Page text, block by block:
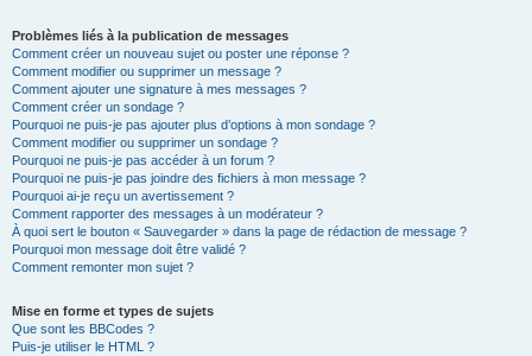
Problèmes liés à la publication de messages
Comment créer un nouveau sujet ou poster une réponse ?
Comment modifier ou supprimer un message ?
Comment ajouter une signature à mes messages ?
Comment créer un sondage ?
Pourquoi ne puis-je pas ajouter plus d’options à mon sondage ?
Comment modifier ou supprimer un sondage ?
Pourquoi ne puis-je pas accéder à un forum ?
Pourquoi ne puis-je pas joindre des fichiers à mon message ?
Pourquoi ai-je reçu un avertissement ?
Comment rapporter des messages à un modérateur ?
À quoi sert le bouton « Sauvegarder » dans la page de rédaction de message ?
Pourquoi mon message doit être validé ?
Comment remonter mon sujet ?
Mise en forme et types de sujets
Que sont les BBCodes ?
Puis-je utiliser le HTML ?